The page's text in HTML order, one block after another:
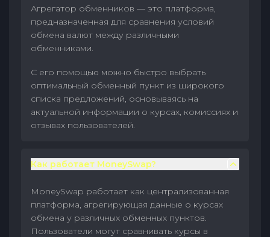
Агрегатор обменников — это платформа,
предназначенная для сравнения условий
обмена валют между различными
обменниками.
С его помощью можно быстро выбрать
оптимальный обменный пункт из широкого
списка предложений, основываясь на
актуальной информации о курсах, комиссиях и
отзывах пользователей.
Как работает MoneySwap?
MoneySwap работает как централизованная
платформа, агрегирующая данные о курсах
обмена у различных обменных пунктов.
Пользователи могут сравнивать курсы в